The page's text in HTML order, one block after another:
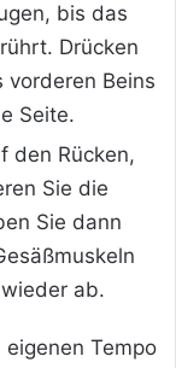
bis das
Drücken
vorderen Beins
Seite.
den Rücken,
Sie die
Sie dann
ab.
eigenen Tempo